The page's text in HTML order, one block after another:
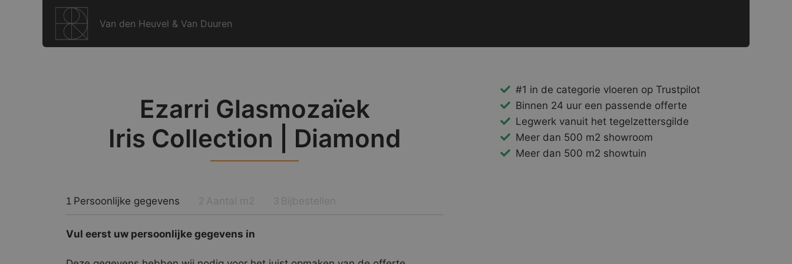
Van den Heuvel & Van Duuren
Ezarri Glasmozaïek
Iris Collection | Diamond
1 Persoonlijke gegevens
Vul eerst uw persoonlijke gegevens in
#1 in de categorie vloeren op Trustpilot
Binnen 24 uur een passende offerte
Legwerk vanuit het tegelzettersgilde
Meer dan 500 m2 showroom
Meer dan 500 m2 showtuin